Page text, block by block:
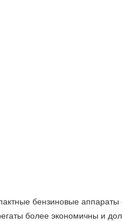
бензиновые
более экономичны и